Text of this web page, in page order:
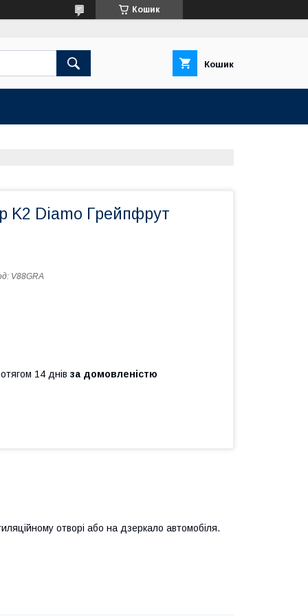
Кошик
Кошик
K2 Diamo Грейпфрут
V88GRA
14 днів за домовленістю
отворі або на дзеркало автомобіля.